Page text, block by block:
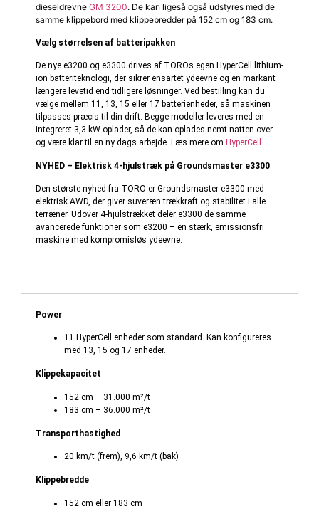
dieseldrevne GM 3200. De kan ligeså også udstyres med de
samme klippebord med klippebredder på 152 cm og 183 cm.
Vælg størrelsen af batteripakken
De nye e3200 og e3300 drives af TOROs egen HyperCell lithium-
ion batteriteknologi, der sikrer ensartet ydeevne og en markant
længere levetid end tidligere løsninger. Ved bestilling kan du
vælge mellem 11, 13, 15 eller 17 batterienheder, så maskinen
tilpasses præcis til din drift. Begge modeller leveres med en
integreret 3,3 kW oplader, så de kan oplades nemt natten over
og være klar til en ny dags arbejde. Læs mere om HyperCell .
NYHED – Elektrisk 4-hjulstræk på Groundsmaster e3300
Den største nyhed fra TORO er Groundsmaster e3300 med
elektrisk AWD, der giver suveræn trækkraft og stabilitet i alle
terræner. Udover 4-hjulstrækket deler e3300 de samme
avancerede funktioner som e3200 – en stærk, emissionsfri
maskine med kompromisløs ydeevne.
Power
11 HyperCell enheder som standard. Kan konfigureres
med 13, 15 og 17 enheder.
Klippekapacitet
152 cm – 31.000 m²/t
183 cm – 36.000 m²/t
Transporthastighed
20 km/t (frem), 9,6 km/t (bak)
Klippebredde
152 cm eller 183 cm